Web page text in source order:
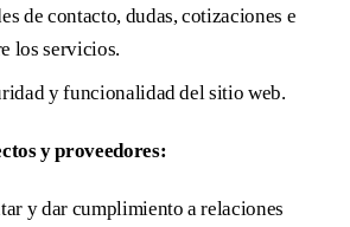
de contacto, dudas, cotizaciones e
los servicios.
y funcionalidad del sitio web.
y proveedores:
y dar cumplimiento a relaciones